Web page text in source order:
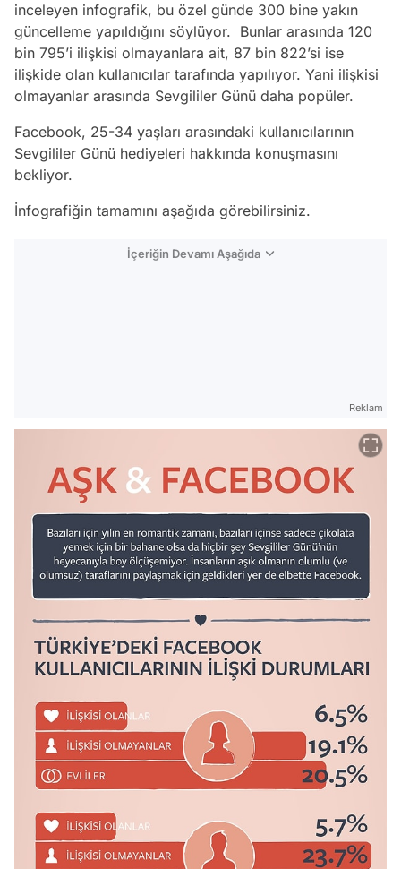
inceleyen infografik, bu özel günde 300 bine yakın
güncelleme yapıldığını söylüyor. Bunlar arasında 120
bin 795’i ilişkisi olmayanlara ait, 87 bin 822’si ise
ilişkide olan kullanıcılar tarafında yapılıyor. Yani ilişkisi
olmayanlar arasında Sevgililer Günü daha popüler.
Facebook, 25-34 yaşları arasındaki kullanıcılarının
Sevgililer Günü hediyeleri hakkında konuşmasını
bekliyor.
İnfografiğin tamamını aşağıda görebilirsiniz.
İçeriğin Devamı Aşağıda
Reklam